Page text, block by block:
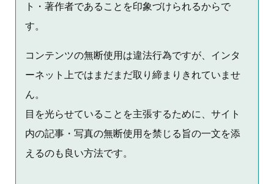
ト・著作者であることを印象づけられるからで
す。
コンテンツの無断使用は違法行為ですが、インタ
ーネット上ではまだまだ取り締まりきれていませ
ん。
目を光らせていることを主張するために、サイト
内の記事・写真の無断使用を禁じる旨の一文を添
えるのも良い方法です。